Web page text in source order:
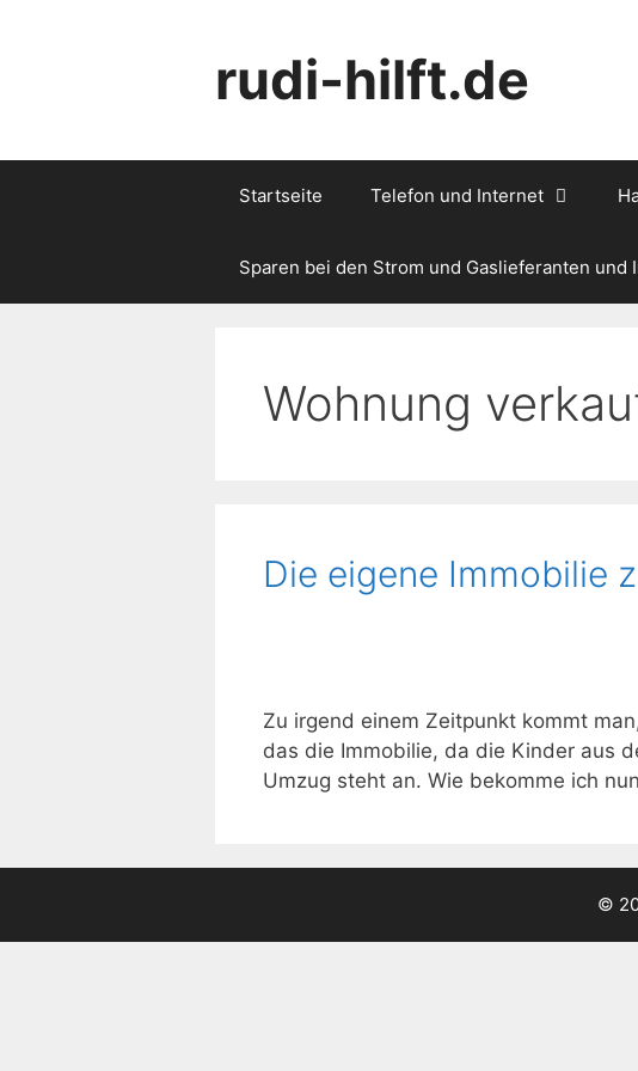
rudi-hilft.de
Startseite Telefon und Internet
Sparen bei den Strom und Gaslieferanten und
Wohnung
Die eigene Immobilie
Zu irgend einem Zeitpunkt kommt
das die Immobilie, da die Kinder aus
Umzug steht an. Wie bekomme ich
©